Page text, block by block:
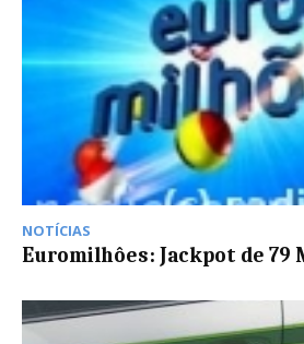
NOTÍCIAS
Euromilhôes: Jackpot de 79